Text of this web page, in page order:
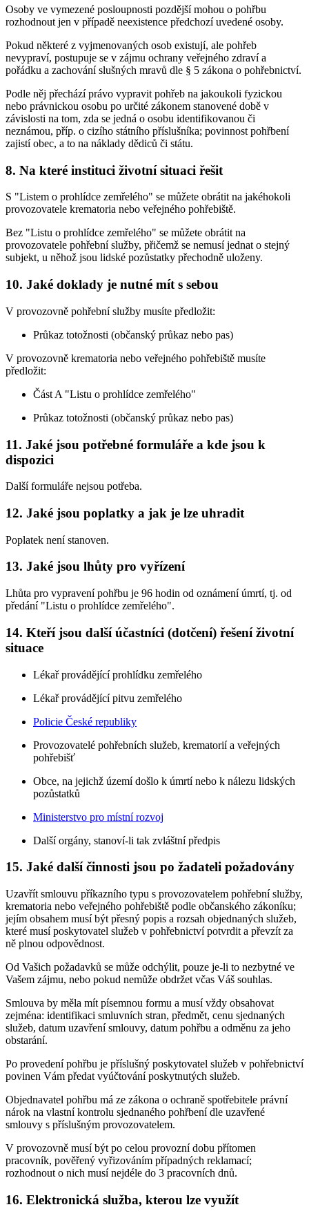
Osoby ve vymezené posloupnosti pozdější mohou o pohřbu
rozhodnout jen v případě neexistence předchozí uvedené osoby.
Pokud některé z vyjmenovaných osob existují, ale pohřeb
nevypraví, postupuje se v zájmu ochrany veřejného zdraví a
pořádku a zachování slušných mravů dle § 5 zákona o pohřebnictví.
Podle něj přechází právo vypravit pohřeb na jakoukoli fyzickou
nebo právnickou osobu po určité zákonem stanovené době v
závislosti na tom, zda se jedná o osobu identifikovanou či
neznámou, příp. o cizího státního příslušníka; povinnost pohřbení
zajistí obec, a to na náklady dědiců či státu.
8. Na které instituci životní situaci řešit
S "Listem o prohlídce zemřelého" se můžete obrátit na jakéhokoli
provozovatele krematoria nebo veřejného pohřebiště.
Bez "Listu o prohlídce zemřelého" se můžete obrátit na
provozovatele pohřební služby, přičemž se nemusí jednat o stejný
subjekt, u něhož jsou lidské pozůstatky přechodně uloženy.
10. Jaké doklady je nutné mít s sebou
V provozovně pohřební služby musíte předložit:
Průkaz totožnosti (občanský průkaz nebo pas)
V provozovně krematoria nebo veřejného pohřebiště musíte
předložit:
Část A "Listu o prohlídce zemřelého"
Průkaz totožnosti (občanský průkaz nebo pas)
11. Jaké jsou potřebné formuláře a kde jsou k
dispozici
Další formuláře nejsou potřeba.
12. Jaké jsou poplatky a jak je lze uhradit
Poplatek není stanoven.
13. Jaké jsou lhůty pro vyřízení
Lhůta pro vypravení pohřbu je 96 hodin od oznámení úmrtí, tj. od
předání "Listu o prohlídce zemřelého".
14. Kteří jsou další účastníci (dotčení) řešení životní
situace
Lékař provádějící prohlídku zemřelého
Lékař provádějící pitvu zemřelého
Policie České republiky
Provozovatelé pohřebních služeb, krematorií a veřejných
pohřebišť
Obce, na jejichž území došlo k úmrtí nebo k nálezu lidských
pozůstatků
Ministerstvo pro místní rozvoj
Další orgány, stanoví-li tak zvláštní předpis
15. Jaké další činnosti jsou po žadateli požadovány
Uzavřít smlouvu příkazního typu s provozovatelem pohřební služby,
krematoria nebo veřejného pohřebiště podle občanského zákoníku;
jejím obsahem musí být přesný popis a rozsah objednaných služeb,
které musí poskytovatel služeb v pohřebnictví potvrdit a převzít za
ně plnou odpovědnost.
Od Vašich požadavků se může odchýlit, pouze je-li to nezbytné ve
Vašem zájmu, nebo pokud nemůže obdržet včas Váš souhlas.
Smlouva by měla mít písemnou formu a musí vždy obsahovat
zejména: identifikaci smluvních stran, předmět, cenu sjednaných
služeb, datum uzavření smlouvy, datum pohřbu a odměnu za jeho
obstarání.
Po provedení pohřbu je příslušný poskytovatel služeb v pohřebnictví
povinen Vám předat vyúčtování poskytnutých služeb.
Objednavatel pohřbu má ze zákona o ochraně spotřebitele právní
nárok na vlastní kontrolu sjednaného pohřbení dle uzavřené
smlouvy s příslušným provozovatelem.
V provozovně musí být po celou provozní dobu přítomen
pracovník, pověřený vyřizováním případných reklamací;
rozhodnout o nich musí nejdéle do 3 pracovních dnů.
16. Elektronická služba, kterou lze využít